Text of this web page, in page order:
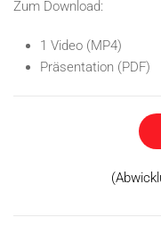
Zum Download:
1 Video (MP4)
Präsentation (PDF)